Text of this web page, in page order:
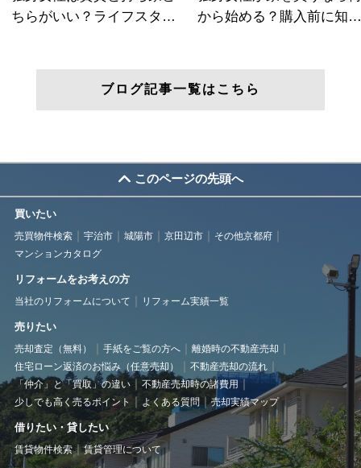
ブログ記事一覧はこちら
このページの先頭へ
買いたい
売買物件検索 宇治市 城陽市 京田辺市
その他京都府
マンションカタログ
リフォームをお考えの方
当社のリフォームについて リフォーム実績一覧
売りたい
売却査定（無料） 手紙をご覧の方へ
離婚時の不動産売却
住宅ローン返済のお悩み（任意売却）
不動産売却の流れ
「仲介」と「買取」の違い
不動産売却時の諸費用
少しでも高く売るポイント
よくある質問 売却実績マップ
借りたい・貸したい
賃貸物件検索 賃貸管理について